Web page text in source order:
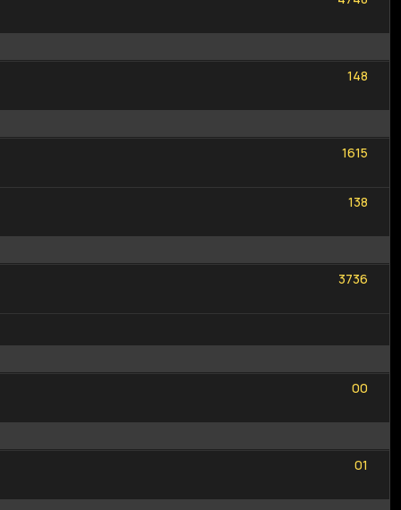
14
14
8
8
16
16
15
15
138
37
37
36
36
0
0
0
0
0
0
1
1